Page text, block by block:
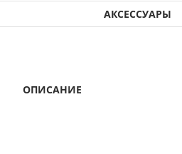
АКСЕССУАРЫ
ОПИСАНИЕ